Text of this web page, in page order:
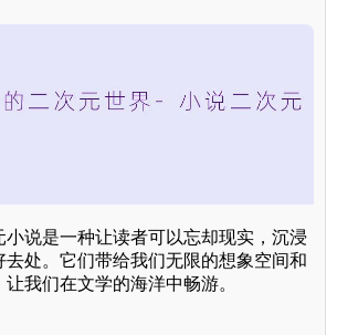
小说是一种让读者可以忘却现实，沉浸
去处。它们带给我们无限的想象空间和
我们在文学的海洋中畅游。